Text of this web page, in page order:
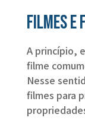
filmes
A princípio,
filme
Nesse
filmes para